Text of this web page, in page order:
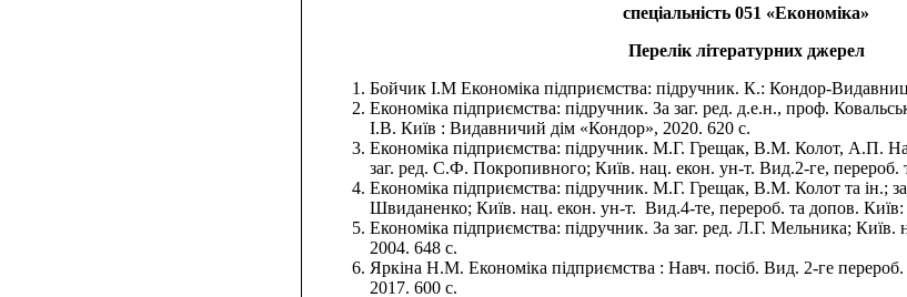
спеціальність 051 «Економіка»
Перелік літературних джерел
Бойчик І.М Економіка підприємства: підручник. К.: Кондор-
Економіка підприємства: підручник. За заг. ред. д.е.н., проф.
І.В. Київ : Видавничий дім «Кондор», 2020. 620 с.
Економіка підприємства: підручник. М.Г. Грещак, В.М. Колот, А.П.
заг. ред. С.Ф. Покропивного; Київ. нац. екон. ун-т. Вид.2-ге,
Економіка підприємства: підручник. М.Г. Грещак, В.М. Колот та ін.; за
Швиданенко; Київ. нац. екон. ун-т. Вид.4-те, перероб. та допов.
Економіка підприємства: підручник. За заг. ред. Л.Г. Мельника;
2004. 648 с.
Яркіна Н.М. Економіка підприємства : Навч. посіб. Вид. 2-ге
2017. 600 с.